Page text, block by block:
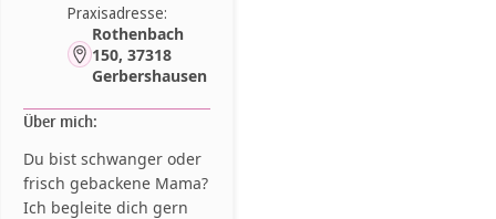
Praxisadresse:
Rothenbach
150, 37318
Gerbershausen
Über mich:
Du bist schwanger oder
frisch gebackene Mama?
Ich begleite dich gern